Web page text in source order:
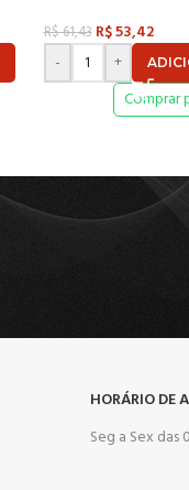
R$61,43 R$53,42
-
+
Comprar
HORÁRIO DE
Seg a Sex das